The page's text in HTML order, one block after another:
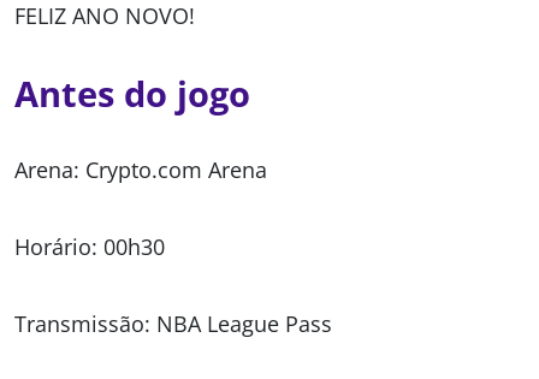
FELIZ ANO NOVO!
Antes do jogo
Arena: Crypto.com Arena
Horário: 00h30
Transmissão: NBA League Pass